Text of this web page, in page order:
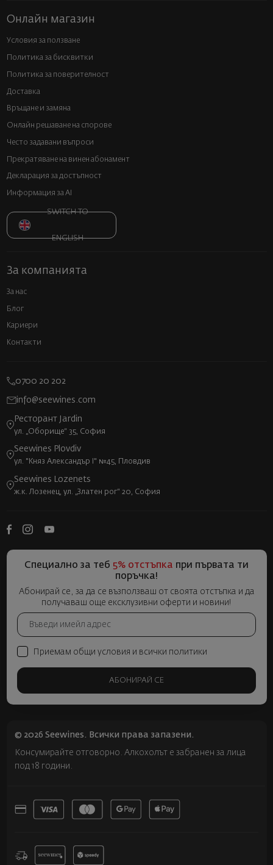
Онлайн магазин
Условия за ползване
Политика за бисквитки
Политика за поверителност
Доставка
Връщане и замяна
Онлайн решаване на спорове
Често задавани въпроси
Прекратяване на винен абонамент
Декларация за достъпност
Информация за AI
SWITCH TO
ENGLISH
За компанията
За нас
Блог
Кариери
Контакти
0700 20 202
info@seewines.com
Ресторант Jardin
ул. „Оборище“ 35, София
Seewines Plovdiv
ул. "Княз Александър I" №45, Пловдив
Seewines Lozenets
ж.к. Лозенец, ул. „Златен рог“ 20, София
Специално за теб 5% отстъпка при първата ти
поръчка!
Абонирай се, за да се възползваш от своята отстъпка и да
получаваш още ексклузивни оферти и новини!
Приемам общи условия и всички политики
АБОНИРАЙ СЕ
© 2026 Seewines. Всички права запазени.
Консумирайте отговорно. Алкохолът е забранен за лица
под 18 години.